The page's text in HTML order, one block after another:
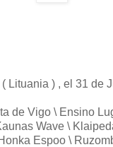
Lituania ) , el 31 de
de Vigo \ Ensino
Wave \
Espoo \